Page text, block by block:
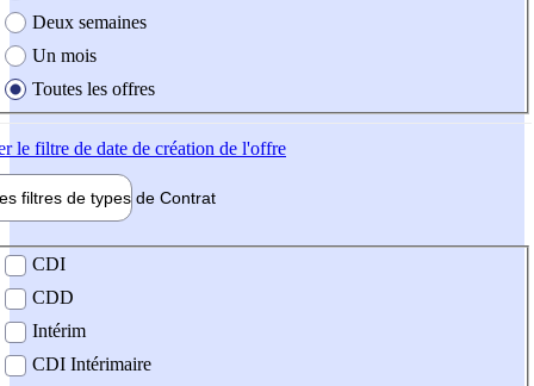
Deux semaines
Un mois
Toutes les offres
le filtre de date de création de l'offre
filtres de types de Contrat
contrat
CDI
CDD
Intérim
CDI Intérimaire